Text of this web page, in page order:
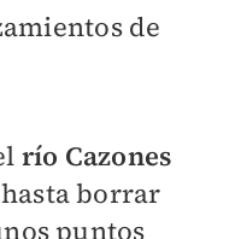
de
río Cazones
borrar
puntos